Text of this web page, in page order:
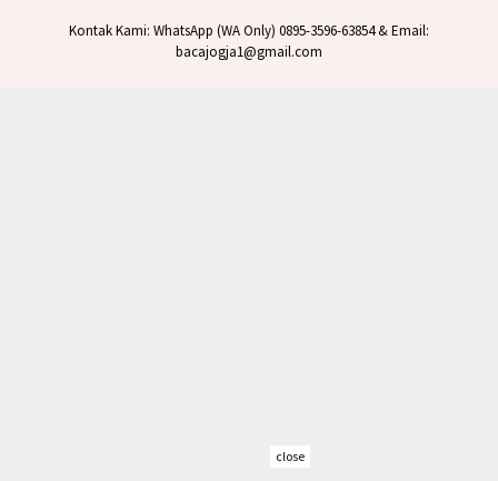
Kontak Kami: WhatsApp (WA Only) 0895-3596-63854 & Email:
bacajogja1@gmail.com
close